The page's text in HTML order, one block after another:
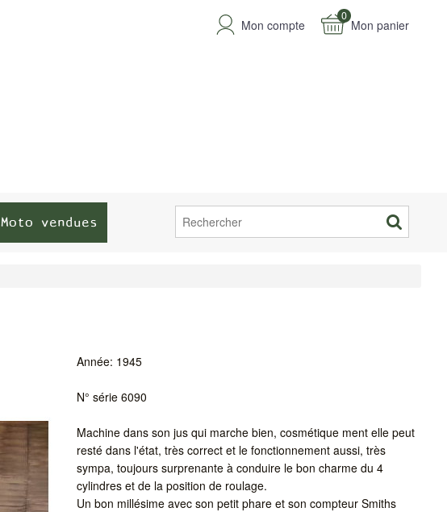
0
Mon panier
Mon compte
Moto vendues
Année: 1945
N° série 6090
Machine dans son jus qui marche bien, cosmétique ment elle peut
resté dans l'état, très correct et le fonctionnement aussi, très
sympa, toujours surprenante à conduire le bon charme du 4
cylindres et de la position de roulage.
Un bon millésime avec son petit phare et son compteur Smiths